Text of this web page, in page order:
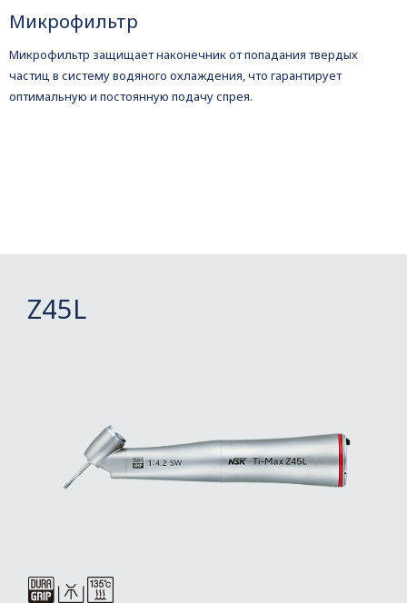
Микрофильтр
Микрофильтр защищает наконечник от попадания твердых
частиц в систему водяного охлаждения, что гарантирует
оптимальную и постоянную подачу спрея.
Z45L